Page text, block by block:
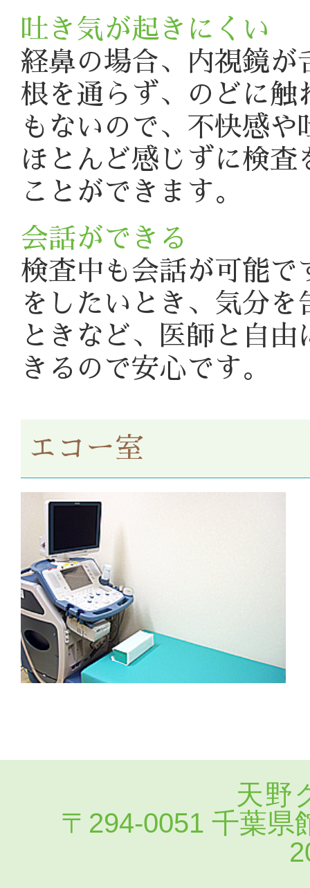
吐き気が起きにくい
経鼻の場合、内視鏡が
根を通らず、のどに触
もないので、不快感や
ほとんど感じずに検査
ことができます。
会話ができる
検査中も会話が可能で
をしたいとき、気分を
ときなど、医師と自由
きるので安心です。
エコー室
天野
〒294-0051 千葉県